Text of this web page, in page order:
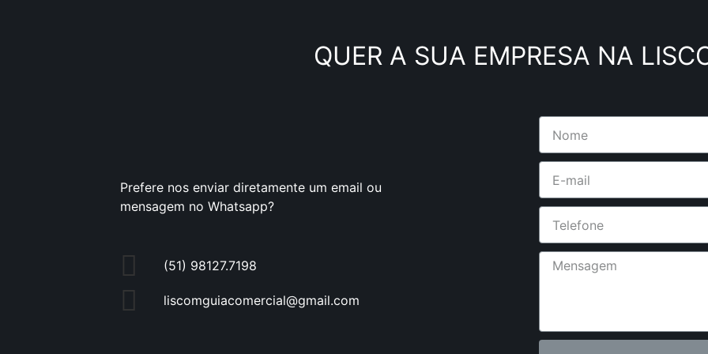
QUER A SUA EMPRESA NA
Prefere nos enviar diretamente um email ou
mensagem no Whatsapp?
(51) 98127.7198
liscomguiacomercial@gmail.com